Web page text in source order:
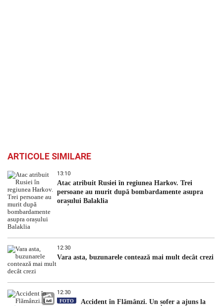
ARTICOLE SIMILARE
13:10
Atac atribuit Rusiei în regiunea Harkov. Trei
persoane au murit după bombardamente asupra
orașului Balaklia
12:30
Vara asta, buzunarele contează mai mult decât crezi
12:30
FOTO
Accident în Flămânzi. Un șofer a ajuns la